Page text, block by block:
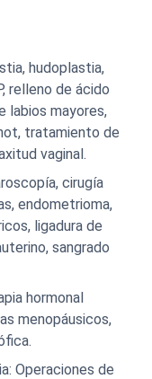
hudoplastia,
relleno de ácido
labios mayores,
tratamiento de
vaginal.
cirugía
endometrioma,
ligadura de
sangrado
hormonal
menopáusicos,
Operaciones de